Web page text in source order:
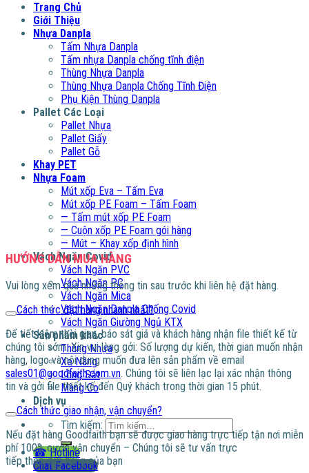
Trang Chủ
Giới Thiệu
Nhựa Danpla
Tấm Nhựa Danpla
Tấm nhựa Danpla chống tĩnh điện
Thùng Nhựa Danpla
Thùng Nhựa Danpla Chống Tĩnh Điện
Phụ Kiện Thùng Danpla
Pallet Các Loại
Pallet Nhựa
Pallet Giấy
Pallet Gỗ
Khay PET
Nhựa Foam
Mút xốp Eva – Tấm Eva
Mút xốp PE Foam – Tấm Foam
— Tấm mút xốp PE Foam
— Cuộn xốp PE Foam gói hàng
— Mút – Khay xốp định hình
Vách Ngăn Covid
Vách Ngăn PVC
Vách Ngăn PC
Vách Ngăn Mica
Vách Ngăn Danpla Chống Covid
Vách Ngăn Giường Ngủ KTX
Sản phẩm khác
Thùng Nhựa
Xe Nâng
Lồng Sắt
Màng Co
Dịch vụ
Tìm kiếm:
☎ Hotline
Chat Facebook
HƯỚNG DẪN MUA HÀNG
Vui lòng xem qua những thông tin sau trước khi liên hệ đặt hàng.
Cách thức đặt hàng nhanh nhất?
Để tiết kiệm thời gian, báo sát giá và khách hàng nhận file thiết kế từ
chúng tôi sớm. Xin vui lòng gởi: Số lượng dự kiến, thời gian muốn nhận
hàng, logo và nội dung muốn đưa lên sản phẩm về email
sales01@goodfaith.com.vn. Chúng tôi sẽ liên lạc lại xác nhận thông
tin và gởi file thiết kế đến Quý khách trong thời gian 15 phút.
Cách thức giao nhận, vận chuyển?
Nếu đặt hàng Goodfaith bạn sẽ được giao hàng trực tiếp tận nơi miễn
phí 100% cước vận chuyển – Chúng tôi sẽ tư vấn trực
tiếp theo đơn hàng của bạn